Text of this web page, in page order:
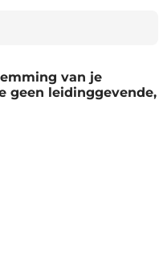
van je
geen leidinggevende,